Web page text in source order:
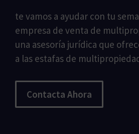
te vamos a ayudar con tu
empresa de venta de
una asesoría jurídica que
a las estafas de
Contacta Ahora